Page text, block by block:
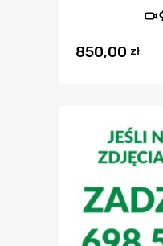
850,00 zł